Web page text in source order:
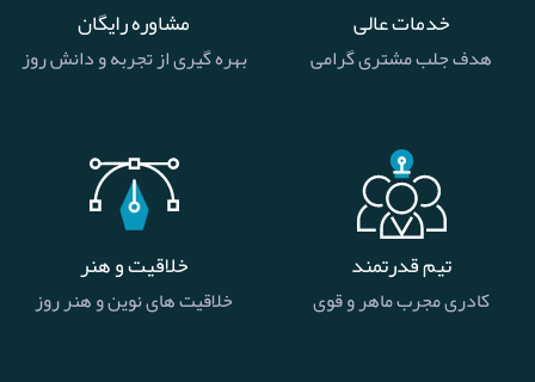
خدمات عالی
هدف جلب مشتری گرامی
مشاوره رایگان
بهره گیری از تجربه و دانش روز
تیم قدرتمند
کادری مجرب ماهر و قوی
خلاقیت و هنر
خلاقیت های نوین و هنر روز